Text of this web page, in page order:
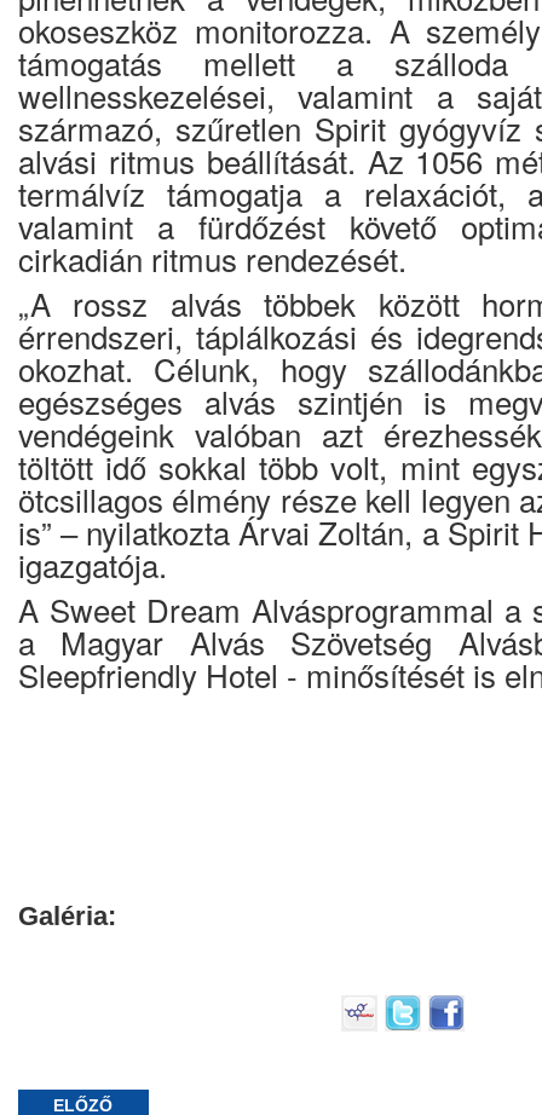
okoseszköz monitorozza. A
támogatás mellett a szálloda
wellnesskezelései, valamint a
származó, szűretlen Spirit gyógyvíz
alvási ritmus beállítását. Az 1056
termálvíz támogatja a relaxációt,
valamint a fürdőzést követő
cirkadián ritmus rendezését.
„A rossz alvás többek között
érrendszeri, táplálkozási és
okozhat. Célunk, hogy
egészséges alvás szintjén is
vendégeink valóban azt
töltött idő sokkal több volt, mint
ötcsillagos élmény része kell legyen
is” – nyilatkozta Árvai Zoltán, a Spirit
igazgatója.
A Sweet Dream Alvásprogrammal a
a Magyar Alvás Szövetség
Sleepfriendly Hotel - minősítését is
Galéria:
ELŐZŐ